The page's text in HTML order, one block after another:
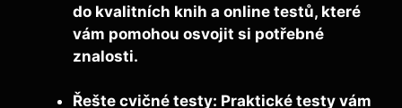
do kvalitních knih a online testů, které
vám pomohou osvojit si potřebné
znalosti.
Řešte cvičné testy: Praktické testy vám